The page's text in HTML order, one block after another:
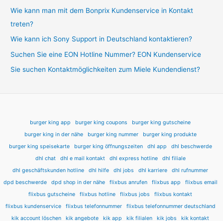
Wie kann man mit dem Bonprix Kundenservice in Kontakt
treten?
Wie kann ich Sony Support in Deutschland kontaktieren?
Suchen Sie eine EON Hotline Nummer? EON Kundenservice
Sie suchen Kontaktmöglichkeiten zum Miele Kundendienst?
burger king app burger king coupons
burger king gutscheine
burger king in der nähe
burger king nummer
burger king produkte
burger king speisekarte
burger king öffnungszeiten dhl app
dhl beschwerde
dhl chat
dhl e mail kontakt dhl express hotline
dhl filiale
dhl geschäftskunden hotline
dhl hilfe dhl jobs dhl karriere
dhl rufnummer
dpd beschwerde
dpd shop in der nähe flixbus anrufen flixbus app
flixbus email
flixbus gutscheine
flixbus hotline flixbus jobs
flixbus kontakt
flixbus kundenservice
flixbus telefonnummer
flixbus telefonnummer deutschland
kik account löschen
kik angebote kik app kik filialen kik jobs kik kontakt